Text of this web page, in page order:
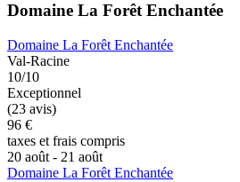
Domaine La Forêt Enchantée
Domaine La Forêt Enchantée
Val-Racine
10/10
Exceptionnel
(23 avis)
96 €
taxes et frais compris
20 août - 21 août
Domaine La Forêt Enchantée